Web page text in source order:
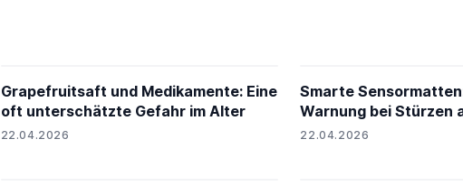
Grapefruitsaft und Medikamente: Eine
oft unterschätzte Gefahr im Alter
22.04.2026
Smarte
Warnung bei Stürzen
22.04.2026